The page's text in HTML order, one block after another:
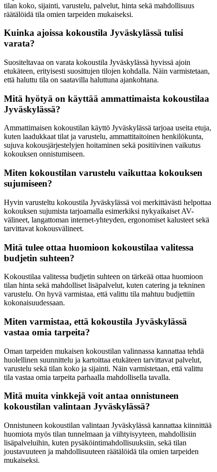
tilan koko, sijainti, varustelu, palvelut, hinta sekä mahdollisuus
räätälöidä tila omien tarpeiden mukaiseksi.
Kuinka ajoissa kokoustila Jyväskylässä tulisi
varata?
Suositeltavaa on varata kokoustila Jyväskylässä hyvissä ajoin
etukäteen, erityisesti suosittujen tilojen kohdalla. Näin varmistetaan,
että haluttu tila on saatavilla haluttuna ajankohtana.
Mitä hyötyä on käyttää ammattimaista kokoustilaa
Jyväskylässä?
Ammattimaisen kokoustilan käyttö Jyväskylässä tarjoaa useita etuja,
kuten laadukkaat tilat ja varustelu, ammattitaitoinen henkilökunta,
sujuva kokousjärjestelyjen hoitaminen sekä positiivinen vaikutus
kokouksen onnistumiseen.
Miten kokoustilan varustelu vaikuttaa kokouksen
sujumiseen?
Hyvin varusteltu kokoustila Jyväskylässä voi merkittävästi helpottaa
kokouksen sujumista tarjoamalla esimerkiksi nykyaikaiset AV-
välineet, langattoman internet-yhteyden, ergonomiset kalusteet sekä
tarvittavat kokousvälineet.
Mitä tulee ottaa huomioon kokoustilaa valitessa
budjetin suhteen?
Kokoustilaa valitessa budjetin suhteen on tärkeää ottaa huomioon
tilan hinta sekä mahdolliset lisäpalvelut, kuten catering ja tekninen
varustelu. On hyvä varmistaa, että valittu tila mahtuu budjettiin
kokonaisuudessaan.
Miten varmistaa, että kokoustila Jyväskylässä
vastaa omia tarpeita?
Oman tarpeiden mukaisen kokoustilan valinnassa kannattaa tehdä
huolellinen suunnittelu ja kartoittaa etukäteen tarvittavat palvelut,
varustelu sekä tilan koko ja sijainti. Näin varmistetaan, että valittu
tila vastaa omia tarpeita parhaalla mahdollisella tavalla.
Mitä muita vinkkejä voit antaa onnistuneen
kokoustilan valintaan Jyväskylässä?
Onnistuneen kokoustilan valintaan Jyväskylässä kannattaa kiinnittää
huomiota myös tilan tunnelmaan ja viihtyisyyteen, mahdollisiin
lisäpalveluihin, kuten pysäköintimahdollisuuksiin, sekä tilan
joustavuuteen ja mahdollisuuteen räätälöidä tila omien tarpeiden
mukaiseksi.